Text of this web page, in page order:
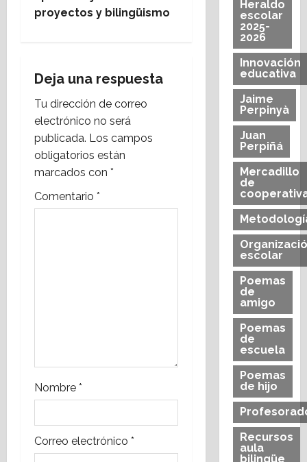
c
i
ó
n
d
a
d
a
proyectos y bilingüismo
Deja una respuesta
Tu dirección de correo
electrónico no será
publicada. Los campos
obligatorios están
marcados con *
Comentario *
Nombre *
Correo electrónico *
Heraldo
escolar
2025-
2026
Innovación
educativa
Jaime
Perpinyà
Juan
Perpiñá
Mercadillo
de
escolar
Poemas
de
amigo
Poemas
de
escuela
Poemas
de hijo
Recursos
aula
bilingüe